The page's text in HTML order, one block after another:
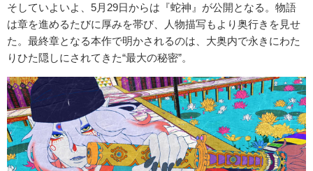
そしていよいよ、5月29日からは『蛇神』が公開となる。物語
は章を進めるたびに厚みを帯び、人物描写もより奥行きを見せ
た。最終章となる本作で明かされるのは、大奥内で永きにわた
りひた隠しにされてきた“最大の秘密”。